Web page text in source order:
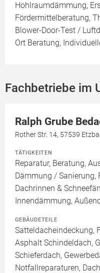
Hohlraumdämmung,
Fördermittelberatung,
Blower-Door-Test /
Ort Beratung,
Fachbetriebe im
Ralph Grube
Rother Str. 14, 57539
TÄTIGKEITEN
Reparatur, Beratung,
Dämmung / Sanierung,
Dachrinnen &
Innendämmung,
GEBÄUDETEILE
Satteldacheindeckung,
Asphalt Schindeldach,
Schieferdach,
Notfallreparaturen,